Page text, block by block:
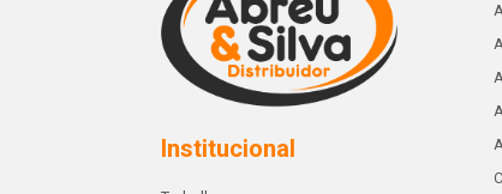
Institucional